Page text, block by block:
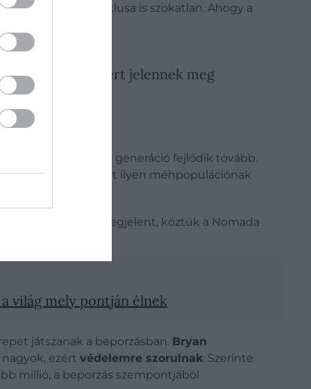
A faj életciklusa is szokatlan. Ahogy a
egyedei miért jelennek meg
ahol a következő generáció fejlődik tovább.
legnagyobb ismert ilyen méhpopulációnak
más rovarfaj is megjelent, köztük a Nomada
világ mely pontján élnek
játszanak a beporzásban. Bryan
ezért védelemre szorulnak. Szerinte
millió, a beporzás szempontjából